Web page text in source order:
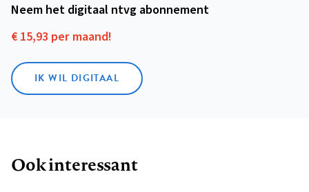
Neem het digitaal ntvg abonnement
€ 15,93 per maand!
IK WIL DIGITAAL
Ook interessant